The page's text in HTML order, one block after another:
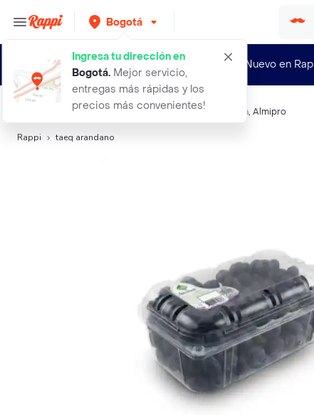
Bogotá
Ingresa tu dirección en
Bogotá. Mejor servicio,
entregas más rápidas y los
precios más convenientes!
¿Nuevo en
Búsquedas relacionadas:Frutas,Taeq,Exito, Heineken, Almipro
Rappi taeq arandano